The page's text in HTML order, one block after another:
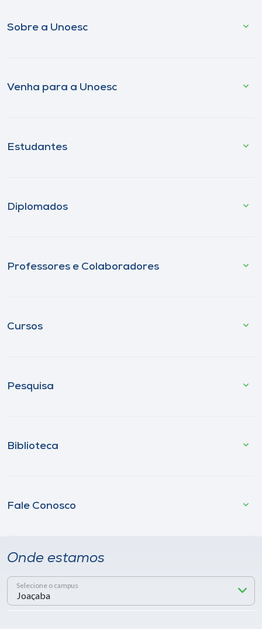
Sobre a Unoesc
Venha para a Unoesc
Estudantes
Diplomados
Professores e Colaboradores
Cursos
Pesquisa
Biblioteca
Fale Conosco
Onde estamos
Selecione o campus